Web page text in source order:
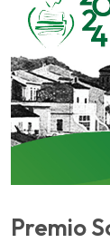
Premio